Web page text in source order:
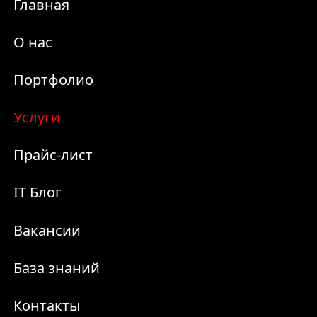
Главная
О нас
Портфолио
Услуги
Прайс-лист
IT Блог
Вакансии
База знаний
Контакты